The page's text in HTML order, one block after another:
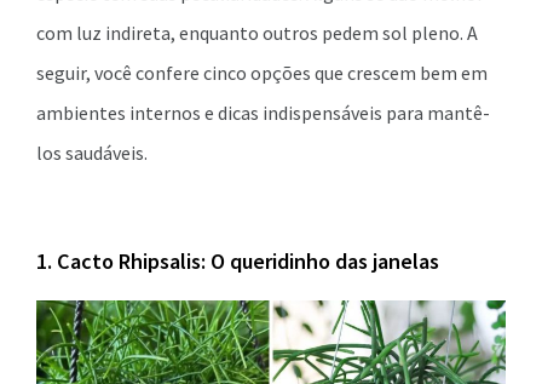
com luz indireta, enquanto outros pedem sol pleno. A
seguir, você confere cinco opções que crescem bem em
ambientes internos e dicas indispensáveis para mantê-
los saudáveis.
1. Cacto Rhipsalis: O queridinho das janelas